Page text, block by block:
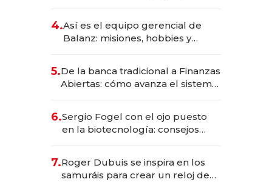
4.Así es el equipo gerencial de
Balanz: misiones, hobbies y
5.De la banca tradicional a Finanzas
Abiertas: cómo avanza el sistema
6.Sergio Fogel con el ojo puesto
en la biotecnología: consejos
rol de la IA
7.Roger Dubuis se inspira en los
samuráis para crear un reloj de